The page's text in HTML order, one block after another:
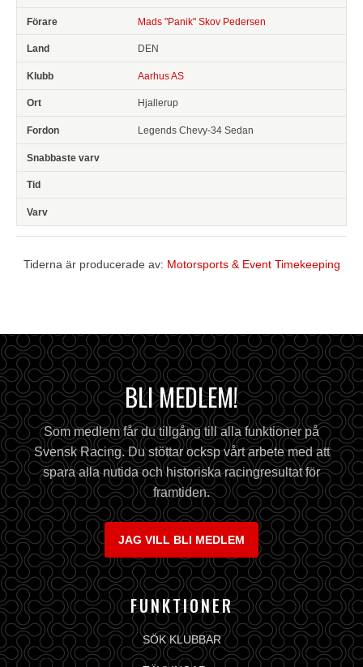
Mads "Panik" Skov Pedersen
DEN
Aarhus AS
Hjallerup
Legends Chevy-34 Sedan
Tiderna är producerade av: Motorsports & Event Timekeeping
BLI MEDLEM!
Som medlem får du tillgång till alla funktioner på
Svensk Racing. Du stöttar ocksp vårt arbete med att
spara alla nutida och historiska racingresultat för
framtiden.
JAG VILL BLI MEDLEM
FUNKTIONER
SÖK KLUBBAR